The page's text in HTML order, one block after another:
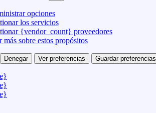
opciones
los servicios
{vendor_count} proveedores
más sobre estos propósitos
Denegar Ver preferencias Guardar preferencias